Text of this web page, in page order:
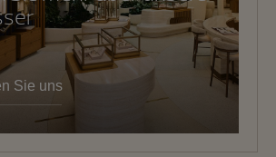
Sie uns